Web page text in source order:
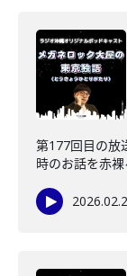
第177回目の放
時のお話を赤